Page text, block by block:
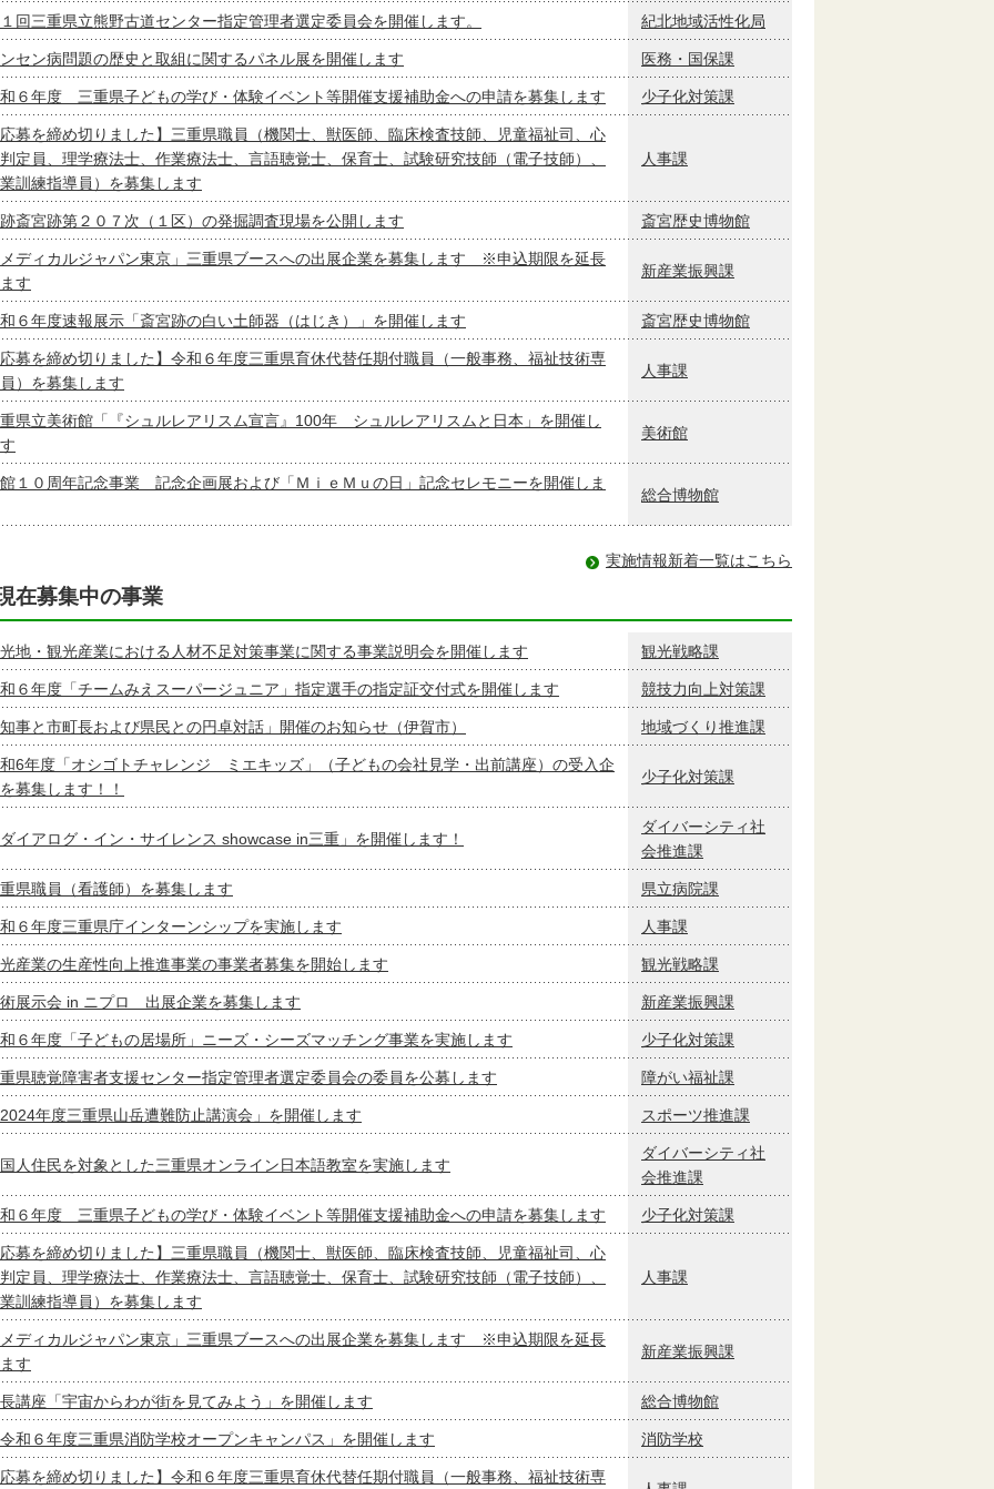
回三重県立熊野古道センター指定管理者選定委員会を開催します。 紀北地域活性化局
セン病問題の歴史と取組に関するパネル展を開催します 医務・国保課
６年度 三重県子どもの学び・体験イベント等開催支援補助金への申請を募集します 少子化対策課
募を締め切りました】三重県職員（機関士、獣医師、臨床検査技師、児童福祉司、心
定員、理学療法士、作業療法士、言語聴覚士、保育士、試験研究技師（電子技師）、
訓練指導員）を募集します
人事課
斎宮跡第２０７次（１区）の発掘調査現場を公開します 斎宮歴史博物館
ディカルジャパン東京」三重県ブースへの出展企業を募集します ※申込期限を延長
す
新産業振興課
６年度速報展示「斎宮跡の白い土師器（はじき）」を開催します 斎宮歴史博物館
募を締め切りました】令和６年度三重県育休代替任期付職員（一般事務、福祉技術専
）を募集します
人事課
県立美術館「『シュルレアリスム宣言』100年 シュルレアリスムと日本」を開催し
美術館
１０周年記念事業 記念企画展および「ＭｉｅＭｕの日」記念セレモニーを開催しま
総合博物館
実施情報新着一覧はこちら
在募集中の事業
地・観光産業における人材不足対策事業に関する事業説明会を開催します 観光戦略課
６年度「チームみえスーパージュニア」指定選手の指定証交付式を開催します 競技力向上対策課
事と市町長および県民との円卓対話」開催のお知らせ（伊賀市） 地域づくり推進課
6年度「オシゴトチャレンジ ミエキッズ」（子どもの会社見学・出前講座）の受入企
募集します！！
少子化対策課
イアログ・イン・サイレンス showcase in三重」を開催します！
ダイバーシティ社
会推進課
県職員（看護師）を募集します 県立病院課
６年度三重県庁インターンシップを実施します 人事課
産業の生産性向上推進事業の事業者募集を開始します 観光戦略課
展示会 in ニプロ 出展企業を募集します 新産業振興課
６年度「子どもの居場所」ニーズ・シーズマッチング事業を実施します 少子化対策課
県聴覚障害者支援センター指定管理者選定委員会の委員を公募します 障がい福祉課
年度三重県山岳遭難防止講演会」を開催します スポーツ推進課
人住民を対象とした三重県オンライン日本語教室を実施します
ダイバーシティ社
会推進課
６年度 三重県子どもの学び・体験イベント等開催支援補助金への申請を募集します 少子化対策課
募を締め切りました】三重県職員（機関士、獣医師、臨床検査技師、児童福祉司、心
定員、理学療法士、作業療法士、言語聴覚士、保育士、試験研究技師（電子技師）、
訓練指導員）を募集します
人事課
ディカルジャパン東京」三重県ブースへの出展企業を募集します ※申込期限を延長
す
新産業振興課
講座「宇宙からわが街を見てみよう」を開催します 総合博物館
和６年度三重県消防学校オープンキャンパス」を開催します 消防学校
募を締め切りました】令和６年度三重県育休代替任期付職員（一般事務、福祉技術専